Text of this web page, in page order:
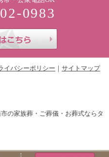
0983
イバシーポリシー サイトマップ
の家族葬・ご葬儀・お葬式ならタ
PageTop